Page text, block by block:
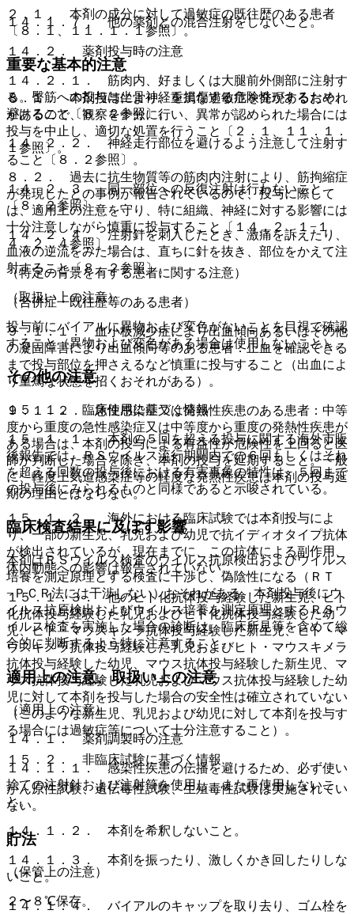
１４．１．７． 他の薬剤との混合注射をしないこと。
１４．２． 薬剤投与時の注意
１４．２．１． 筋肉内、好ましくは大腿前外側部に注射す
る。臀筋への投与は坐骨神経を損傷する危険性があるため、
避けること〔８．２参照〕。
１４．２．２． 神経走行部位を避けるよう注意して注射す
ること〔８．２参照〕。
１４．２．３． 同一部位への反復注射は行わないこと
〔８．２参照〕。
１４．２．４． 注射針を刺入したとき、激痛を訴えたり、
血液の逆流をみた場合は、直ちに針を抜き、部位をかえて注
射すること〔８．２参照〕。
（取扱い上の注意）
投与前にバイアルに異物および変色がないことを目視で確認
すること（異物および変色がある場合は使用しないこと）。
その他の注意
１５．１． 臨床使用に基づく情報
１５．１．１． 本剤の５回を超える投与に関する海外市販
後報告では、ＲＳウイルス流行期間内での６回もしくはそれ
を超える回数の投与後における有害事象の特性は、５回まで
の投与後にみられるものと同様であると示唆されている。
１５．１．２． 海外における臨床試験では本剤投与によ
り、一部の新生児、乳児および幼児で抗イディオタイプ抗体
が検出されているが、現在までに、この抗体による副作用、
体内動態への影響は報告されていない。
１５．１．３． 他のヒト化抗体投与経験した新生児、ヒト
化抗体投与経験した乳児およびヒト化抗体投与経験した幼
児、ヒト・マウスキメラ抗体投与経験した新生児、ヒト・マ
ウスキメラ抗体投与経験した乳児およびヒト・マウスキメラ
抗体投与経験した幼児、マウス抗体投与経験した新生児、マ
ウス抗体投与経験した乳児およびマウス抗体投与経験した幼
児に対して本剤を投与した場合の安全性は確立されていない
（このような新生児、乳児および幼児に対して本剤を投与す
る場合には過敏症等について十分注意すること）。
１５．２． 非臨床試験に基づく情報
がん原性試験、遺伝毒性試験、生殖毒性試験は実施されてい
ない。
貯法
（保管上の注意）
２〜８℃保存。
２．１． 本剤の成分に対して過敏症の既往歴のある患者
〔８．１、１１．１．１参照〕。
重要な基本的注意
８．１． 本剤投与により、重篤な過敏症を発現するおそれ
があるので、観察を十分に行い、異常が認められた場合には
投与を中止し、適切な処置を行うこと〔２．１、１１．１．
１参照〕。
８．２． 過去に抗生物質等の筋肉内注射により、筋拘縮症
が発現したとの事例が報告されているので、投与に際して
は、適用上の注意を守り、特に組織、神経に対する影響には
十分注意しながら慎重に投与すること〔１４．２．１−１
４．２．４参照〕。
（特定の背景を有する患者に関する注意）
（合併症・既往歴等のある患者）
９．１．１． 血小板減少症により出血傾向あるいはその他
の凝固障害により出血傾向等のある患者：止血を確認できる
まで投与部位を押さえるなど慎重に投与すること（出血によ
り重篤な状態を招くおそれがある）。
９．１．２． 急性感染症又は発熱性疾患のある患者：中等
度から重度の急性感染症又は中等度から重度の発熱性疾患が
ある場合は、本剤の投与による有益性が危険性を上回ると医
師が判断した場合を除き、本剤の投与を延期すること。一般
に、軽度上気道感染症等の軽度な発熱性疾患は本剤の投与延
期の理由とはならない。
臨床検査結果に及ぼす影響
本剤はＲＳウイルス検査のウイルス抗原検出およびウイルス
培養を測定原理とする検査に干渉し、偽陰性になる（ＲＴ
−ＰＣＲ法には干渉しない）おそれがある。本剤投与後にウ
イルス抗原検出およびウイルス培養を測定原理とするＲＳウ
イルス検査を実施した場合の診断は、臨床所見等を含めて総
合的に判断するよう特に注意すること。
適用上の注意、取扱い上の注意
（適用上の注意）
１４．１． 薬剤調製時の注意
１４．１．１． 感染性疾患の伝播を避けるため、必ず使い
捨ての注射針および注射筒を使用し、また再使用しないこ
と。
１４．１．２． 本剤を希釈しないこと。
１４．１．３． 本剤を振ったり、激しくかき回したりしな
いこと。
１４．１．４． バイアルのキャップを取り去り、ゴム栓を